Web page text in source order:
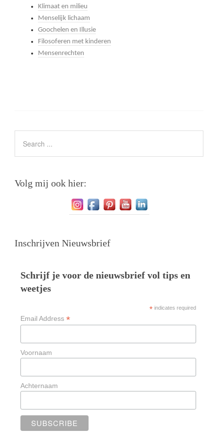
Klimaat en milieu
Menselijk lichaam
Goochelen en Illusie
Filosoferen met kinderen
Mensenrechten
Volg mij ook hier:
Inschrijven Nieuwsbrief
Schrijf je voor de nieuwsbrief vol tips en
weetjes
*indicates required
Email Address *
Voornaam
Achternaam